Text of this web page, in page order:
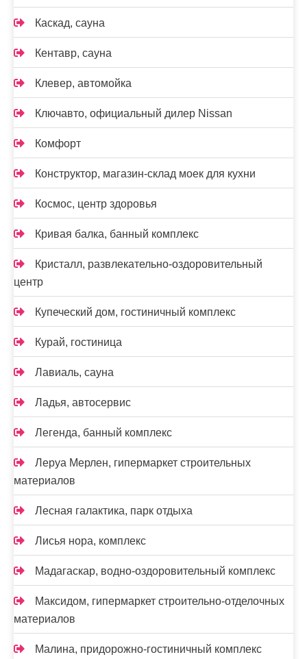
Каскад, сауна
Кентавр, сауна
Клевер, автомойка
Ключавто, официальный дилер Nissan
Комфорт
Конструктор, магазин-склад моек для кухни
Космос, центр здоровья
Кривая балка, банный комплекс
Кристалл, развлекательно-оздоровительный
центр
Купеческий дом, гостиничный комплекс
Курай, гостиница
Лавиаль, сауна
Ладья, автосервис
Легенда, банный комплекс
Леруа Мерлен, гипермаркет строительных
материалов
Лесная галактика, парк отдыха
Лисья нора, комплекс
Мадагаскар, водно-оздоровительный комплекс
Максидом, гипермаркет строительно-отделочных
материалов
Малина, придорожно-гостиничный комплекс